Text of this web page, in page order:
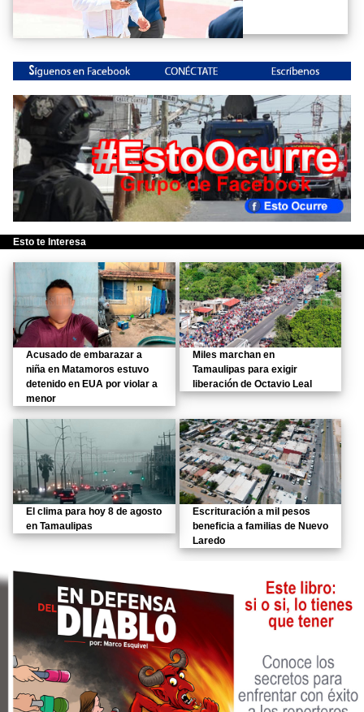
Esto te Interesa
Acusado de embarazar a
niña en Matamoros estuvo
detenido en EUA por violar a
menor
Miles marchan en
Tamaulipas para exigir
liberación de Octavio Leal
El clima para hoy 8 de agosto
en Tamaulipas
Escrituración a mil pesos
beneficia a familias de Nuevo
Laredo